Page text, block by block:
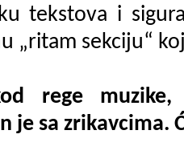
tekstova i
„ritam sekciju“
rege
je sa zrikavcima.